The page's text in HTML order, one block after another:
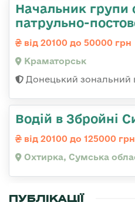
Начальник групи
патрульно-
від 20100 до 50000 грн
Краматорськ
Донецький зональний
Водій в Збройні
від 20100 до 125000 грн
Охтирка, Сумська
ПУБЛІКАЦІЇ